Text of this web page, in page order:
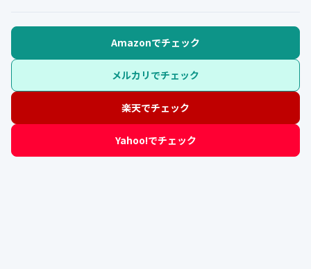
Amazonでチェック
メルカリでチェック
楽天でチェック
Yahoo!でチェック